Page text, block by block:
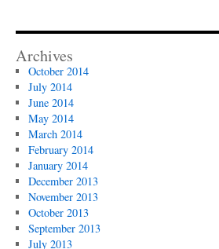
Archives
October 2014
July 2014
June 2014
May 2014
March 2014
February 2014
January 2014
December 2013
November 2013
October 2013
September 2013
July 2013